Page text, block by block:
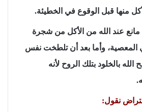
منها قبل الوقوع في الخطيئة.
مانع عند الله من الأكل من شجرة
المعصية، وأما بعد أن تلطخت نفس
بالخلود بتلك الروح لأنه
نقول: